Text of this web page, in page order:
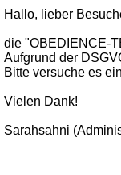
Hallo, lieber
die "OBEDIENCE-
Aufgrund der
Bitte versuche es
Vielen Dank!
Sarahsahni